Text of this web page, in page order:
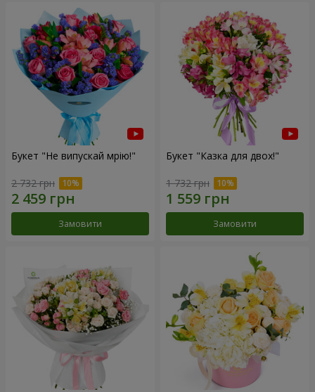
Букет "Не випускай мрію!"
2 732 грн
Замовити
Букет "Казка для двох!"
1 732 грн
Замовити